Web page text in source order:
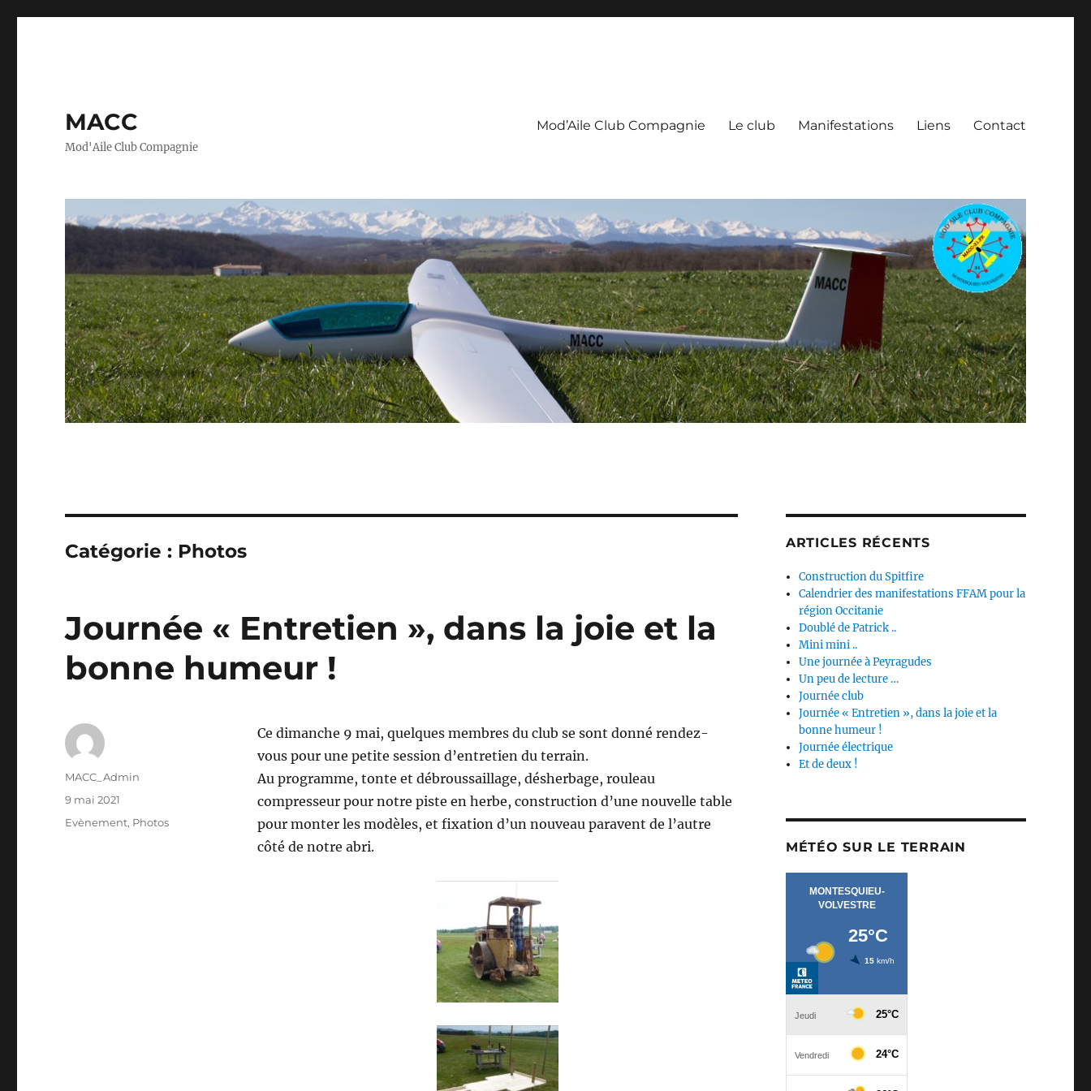
MACC
Mod'Aile Club Compagnie
Mod’Aile Club Compagnie Le club Manifestations Liens Contact
Catégorie : Photos
Journée « Entretien », dans la joie et la
bonne humeur !
Ce dimanche 9 mai, quelques membres du club se sont donné rendez-
vous pour une petite session d’entretien du terrain.
Au programme, tonte et débroussaillage, désherbage, rouleau
compresseur pour notre piste en herbe, construction d’une nouvelle table
pour monter les modèles, et fixation d’un nouveau paravent de l’autre
côté de notre abri.
Auteur
MACC_Admin
Publié
9 mai 2021
Catégories
Evènement, Photos
ARTICLES RÉCENTS
Construction du Spitfire
Calendrier des manifestations FFAM pour la
région Occitanie
Doublé de Patrick ..
Mini mini ..
Une journée à Peyragudes
Un peu de lecture …
Journée club
Journée « Entretien », dans la joie et la
bonne humeur !
Journée électrique
Et de deux !
MÉTÉO SUR LE TERRAIN